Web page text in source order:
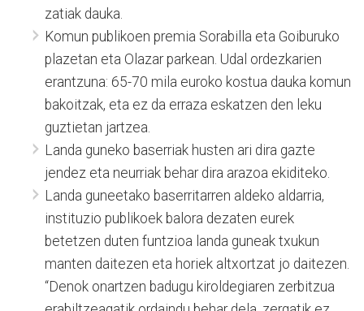
zatiak dauka.
Komun publikoen premia Sorabilla eta Goiburuko
plazetan eta Olazar parkean. Udal ordezkarien
erantzuna: 65-70 mila euroko kostua dauka komun
bakoitzak, eta ez da erraza eskatzen den leku
guztietan jartzea.
Landa guneko baserriak husten ari dira gazte
jendez eta neurriak behar dira arazoa ekiditeko.
Landa guneetako baserritarren aldeko aldarria,
instituzio publikoek balora dezaten eurek
betetzen duten funtzioa landa guneak txukun
manten daitezen eta horiek altxortzat jo daitezen.
“Denok onartzen badugu kiroldegiaren zerbitzua